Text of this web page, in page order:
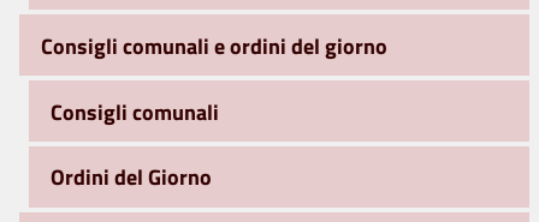
Consigli comunali e ordini del giorno
Consigli comunali
Ordini del Giorno